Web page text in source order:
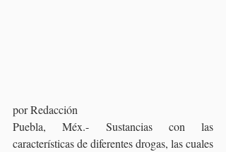
por Redacción
Puebla, Méx.- Sustancias con las
características de diferentes drogas, las cuales